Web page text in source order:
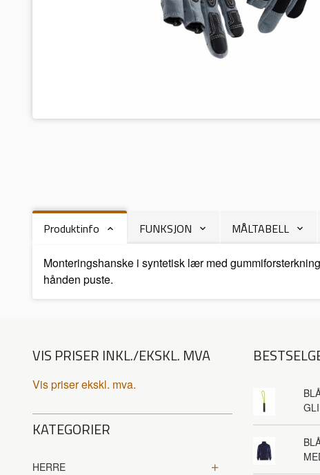
Produktinfo FUNKSJON MÅLTABELL
Monteringshanske i syntetisk lær med
hånden puste.
VIS PRISER INKL./EKSKL. MVA
Vis priser ekskl. mva.
KATEGORIER
HERRE